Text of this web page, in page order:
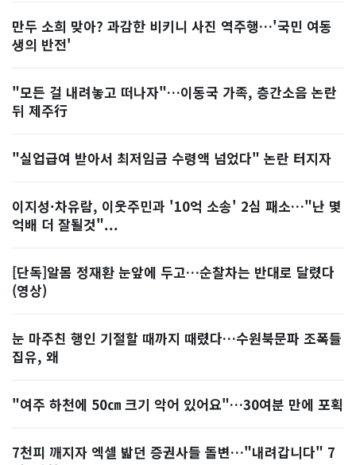
만두 소희 맞아? 과감한 비키니 사진 역주행…'국민 여동
생의 반전'
"모든 걸 내려놓고 떠나자"…이동국 가족, 층간소음 논란
뒤 제주行
"실업급여 받아서 최저임금 수령액 넘었다" 논란 터지자
이지성·차유람, 이웃주민과 '10억 소송' 2심 패소…"난 몇
억배 더 잘될것"...
[단독]알몸 정재환 눈앞에 두고…순찰차는 반대로 달렸다
(영상)
눈 마주친 행인 기절할 때까지 때렸다…수원북문파 조폭들
집유, 왜
"여주 하천에 50㎝ 크기 악어 있어요"…30여분 만에 포획
7천피 깨지자 엑셀 밟던 증권사들 돌변…"내려갑니다" 7